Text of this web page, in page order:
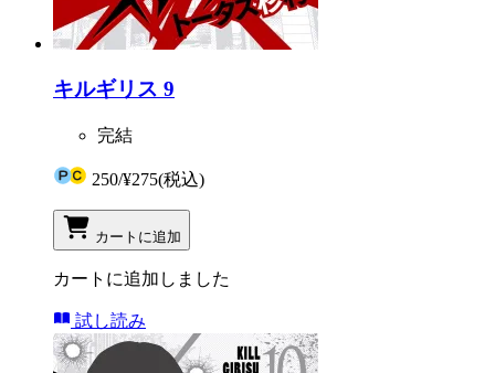
キルギリス 9
完結
250/¥275(税込)
カートに追加
カートに追加しました
試し読み